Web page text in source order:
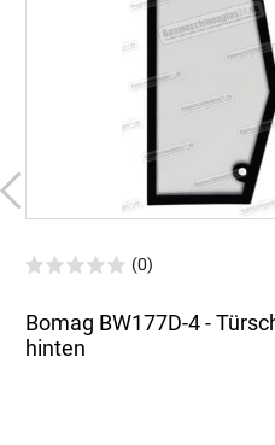
(0)
Bomag BW177D-4 -
hinten